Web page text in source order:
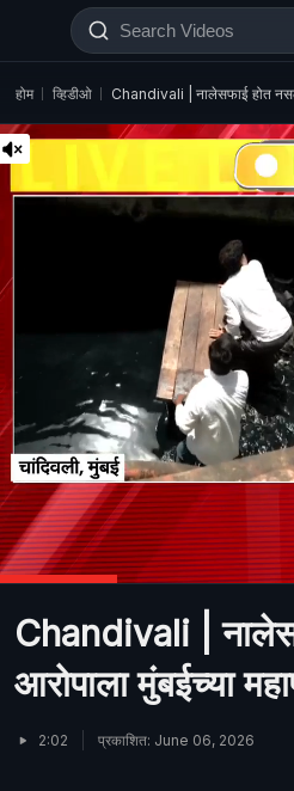
होम व्हिडीओ Chandivali | नालेसफाई होत
Chandivali |
आरोपाला मुंबईच्या
2:02 प्रकाशित: June 06, 2026